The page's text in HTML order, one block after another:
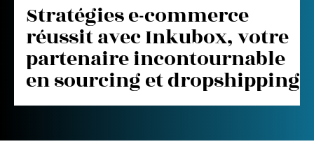
Stratégies e-commerce
réussit avec Inkubox, votre
partenaire incontournable
en sourcing et dropshipping